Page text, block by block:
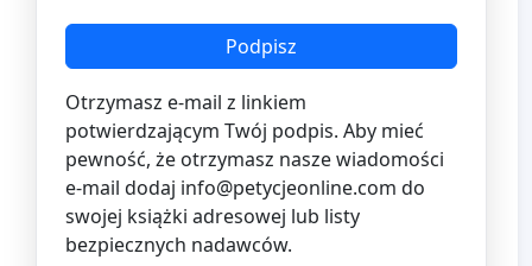
Podpisz
Otrzymasz e-mail z linkiem
potwierdzającym Twój podpis. Aby mieć
pewność, że otrzymasz nasze wiadomości
e-mail dodaj info@petycjeonline.com do
swojej książki adresowej lub listy
bezpiecznych nadawców.